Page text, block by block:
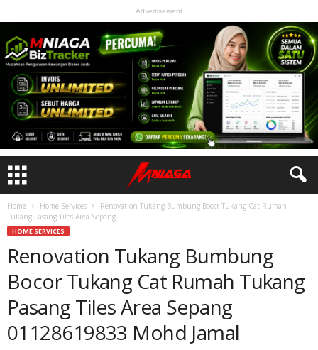
Advertisement
Home Home Services
Renovation Tukang Bumbung Bocor Tukang Cat Rumah
Tukang Pasang Tiles Area Sepang...
HOME SERVICES
Renovation Tukang Bumbung
Bocor Tukang Cat Rumah Tukang
Pasang Tiles Area Sepang
01128619833 Mohd Jamal